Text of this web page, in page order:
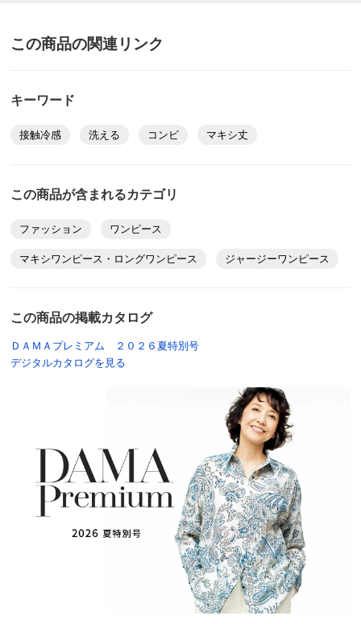
この商品の関連リンク
キーワード
接触冷感 洗える コンビ マキシ丈
この商品が含まれるカテゴリ
ファッション ワンピース
マキシワンピース・ロングワンピース ジャージーワンピース
この商品の掲載カタログ
ＤＡＭＡプレミアム ２０２６夏特別号
デジタルカタログを見る